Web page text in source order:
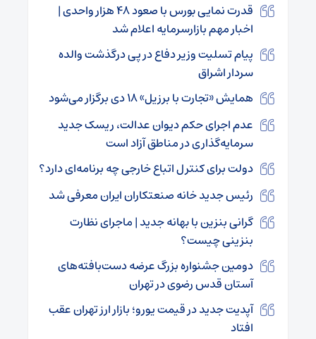
قدرت نمایی بورس با صعود ۴۸ هزار واحدی |
اخبار مهم بازارسرمایه اعلام شد
پیام تسلیت وزیر دفاع در پی درگذشت والده
سردار اشراق
همایش «تجارت با برزیل» ۱۸ دی برگزار می‌شود
عدم اجرای حکم دیوان عدالت، ریسک جدید
سرمایه‌گذاری در مناطق آزاد است
دولت برای کنترل اتباع خارجی چه برنامه‌ای دارد؟
رئیس جدید خانه صنعتکاران ایران معرفی شد
گرانی بنزین با بهانه جدید | ماجرای نظارت
بنزینی چیست؟
دومین جشنواره بزرگ عرضه دست‌بافته‌های
آستان قدس رضوی در تهران
آپدیت جدید در قیمت یورو؛ بازار ارز تهران عقب
افتاد